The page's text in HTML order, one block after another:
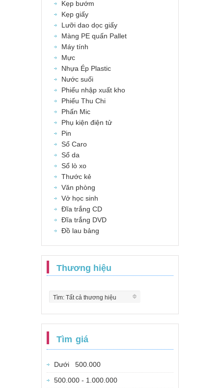
Kẹp bướm
Kẹp giấy
Lưỡi dao dọc giấy
Màng PE quấn Pallet
Máy tính
Mực
Nhựa Ép Plastic
Nước suối
Phiếu nhập xuất kho
Phiếu Thu Chi
Phấn Mic
Phụ kiện điện tử
Pin
Sổ Caro
Sổ da
Sổ lò xo
Thước kẻ
Văn phòng
Vở học sinh
Đĩa trắng CD
Đĩa trắng DVD
Đồ lau bảng
Thương hiệu
Tìm: Tất cả thương hiệu
Tìm giá
Dưới 500.000
500.000 - 1.000.000